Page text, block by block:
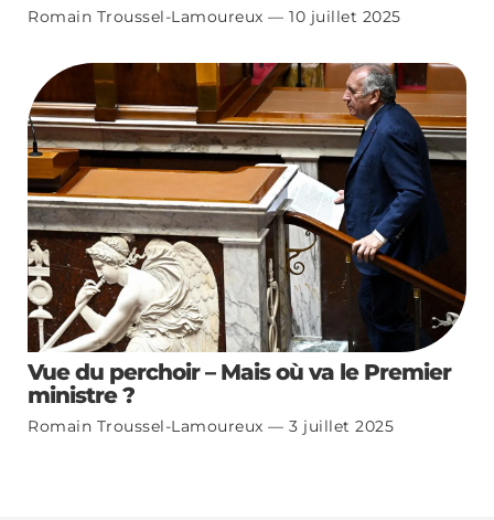
Romain Troussel-Lamoureux 10 juillet 2025
Vue du perchoir – Mais où va le Premier
ministre ?
Romain Troussel-Lamoureux 3 juillet 2025